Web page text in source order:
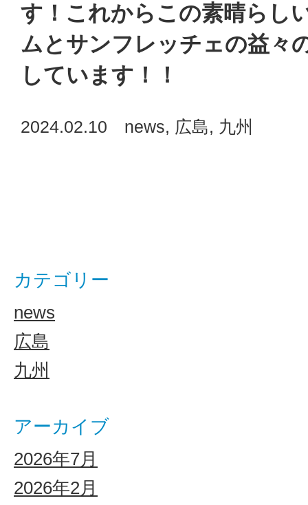
す！これからこの素晴らし
ムとサンフレッチェの益々
しています！！
2024.02.10 news, 広島, 九州
カテゴリー
news
広島
九州
アーカイブ
2026年7月
2026年2月